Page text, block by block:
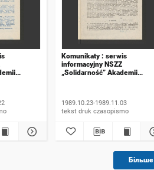
Komunikaty : serwis
informacyjny NSZZ
„Solidarność” Akademii
1989.10.23-1989.11.03
tekst druk czasopismo
Більше